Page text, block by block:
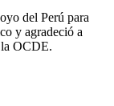
del Perú para
y agradeció a
la OCDE.